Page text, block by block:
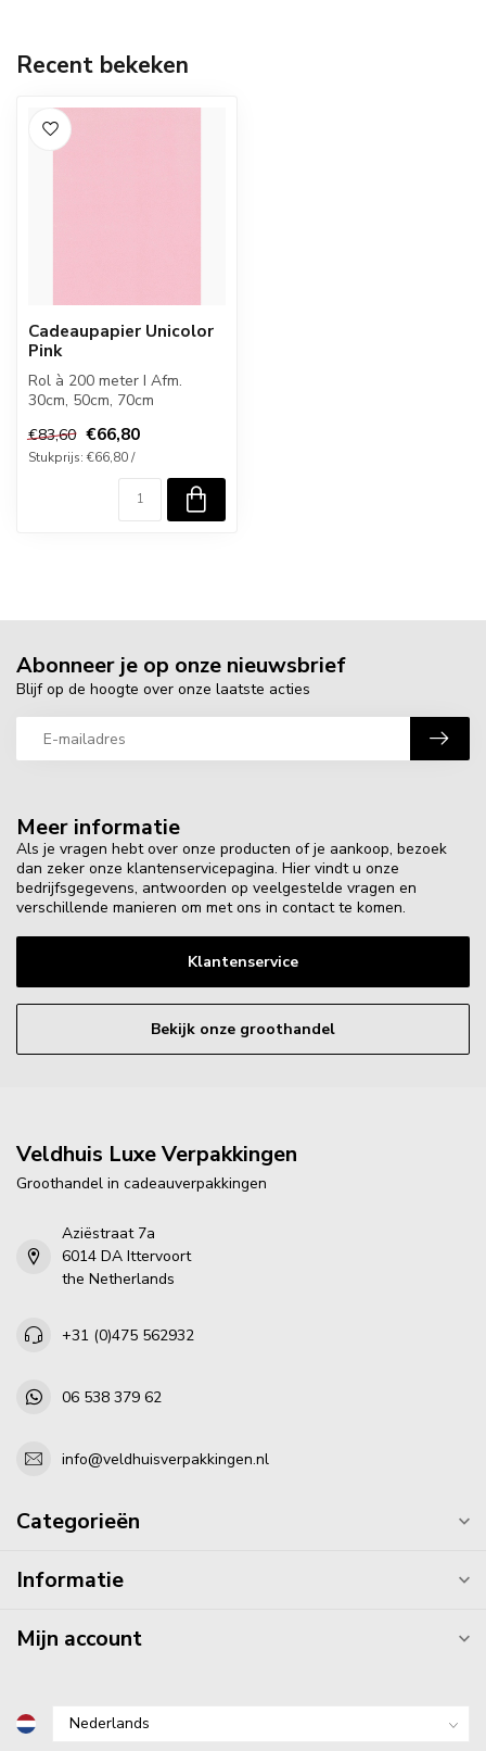
Recent bekeken
Cadeaupapier Unicolor
Pink
Rol à 200 meter I Afm.
30cm, 50cm, 70cm
€83,60 €66,80
Stukprijs: €66,80 /
Meer informatie
Als je vragen hebt over onze producten of je aankoop, bezoek
dan zeker onze klantenservicepagina. Hier vindt u onze
bedrijfsgegevens, antwoorden op veelgestelde vragen en
verschillende manieren om met ons in contact te komen.
Klantenservice
Bekijk onze groothandel
Abonneer je op onze nieuwsbrief
Blijf op de hoogte over onze laatste acties
Veldhuis Luxe Verpakkingen
Groothandel in cadeauverpakkingen
Aziëstraat 7a
6014 DA Ittervoort
the Netherlands
+31 (0)475 562932
06 538 379 62
info@veldhuisverpakkingen.nl
Categorieën
Informatie
Mijn account